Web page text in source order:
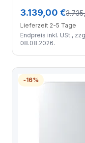
3.139,00 €
Lieferzeit 2-5 Tage
Endpreis inkl. USt.,
08.08.2026.
-16%